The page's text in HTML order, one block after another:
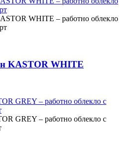
KASTOR WHITE